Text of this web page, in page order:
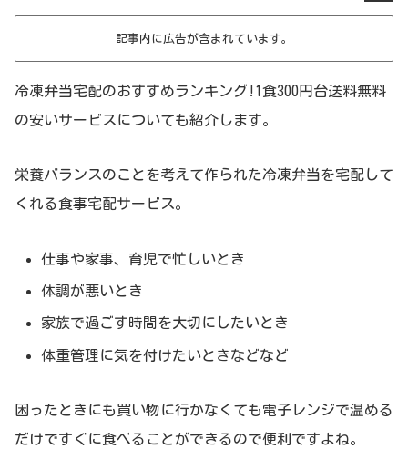
記事内に広告が含まれています。
冷凍弁当宅配のおすすめランキング!1食300円台送料無料
の安いサービスについても紹介します。
栄養バランスのことを考えて作られた冷凍弁当を宅配して
くれる食事宅配サービス。
仕事や家事、育児で忙しいとき
体調が悪いとき
家族で過ごす時間を大切にしたいとき
体重管理に気を付けたいときなどなど
困ったときにも買い物に行かなくても電子レンジで温める
だけですぐに食べることができるので便利ですよね。